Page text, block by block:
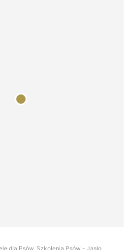
dla Psów, Szkolenia Psów - Jasło